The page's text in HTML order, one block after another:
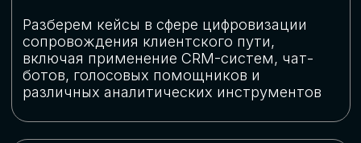
СПИКЕРЫ
В конференции участвовали более 120 спикеров